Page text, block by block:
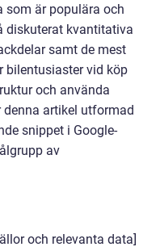
som är populära och
diskuterat kvantitativa
samt de mest
bilentusiaster vid köp
och använda
artikel utformad
snippet i Google-
av
och relevanta data]